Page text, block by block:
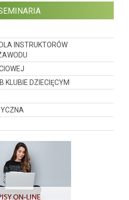
INSTRUKTORÓW
KLUBIE DZIECIĘCYM